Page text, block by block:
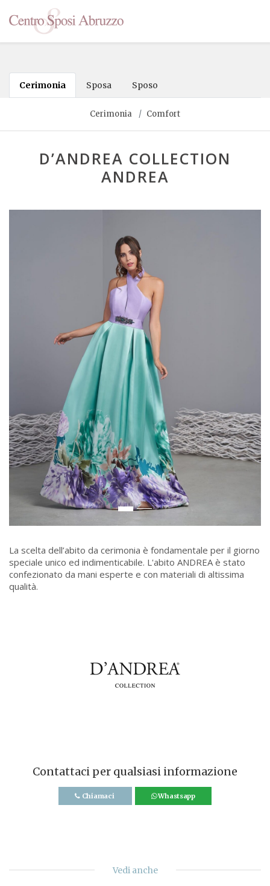
Cerimonia Sposa Sposo
Cerimonia Comfort
D’ANDREA COLLECTION
ANDREA
La scelta dell’abito da cerimonia è fondamentale per il giorno
speciale unico ed indimenticabile. L'abito ANDREA è stato
confezionato da mani esperte e con materiali di altissima
qualità.
Contattaci per qualsiasi informazione
Chiamaci Whastsapp
Vedi anche